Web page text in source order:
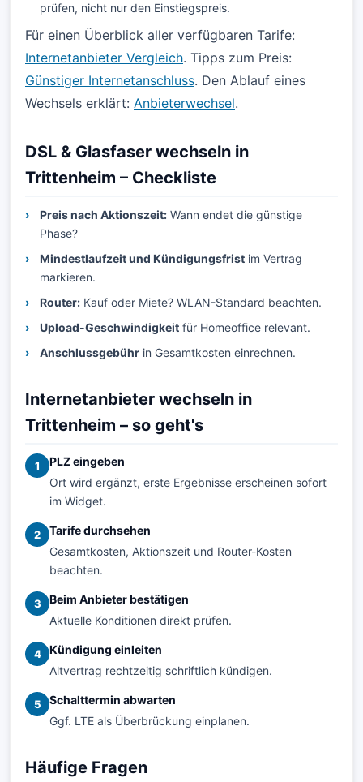
prüfen, nicht nur den Einstiegspreis.
Für einen Überblick aller verfügbaren Tarife:
Internetanbieter Vergleich. Tipps zum Preis:
Günstiger Internetanschluss. Den Ablauf eines
Wechsels erklärt: Anbieterwechsel.
DSL & Glasfaser wechseln in
Trittenheim – Checkliste
Preis nach Aktionszeit: Wann endet die günstige
Phase?
Mindestlaufzeit und Kündigungsfrist im Vertrag
markieren.
Router: Kauf oder Miete? WLAN-Standard beachten.
Upload-Geschwindigkeit für Homeoffice relevant.
Anschlussgebühr in Gesamtkosten einrechnen.
Internetanbieter wechseln in
Trittenheim – so geht's
1
PLZ eingeben
Ort wird ergänzt, erste Ergebnisse erscheinen sofort
im Widget.
2
Tarife durchsehen
Gesamtkosten, Aktionszeit und Router-Kosten
beachten.
3
Beim Anbieter bestätigen
Aktuelle Konditionen direkt prüfen.
4
Kündigung einleiten
Altvertrag rechtzeitig schriftlich kündigen.
5
Schalttermin abwarten
Ggf. LTE als Überbrückung einplanen.
Häufige Fragen